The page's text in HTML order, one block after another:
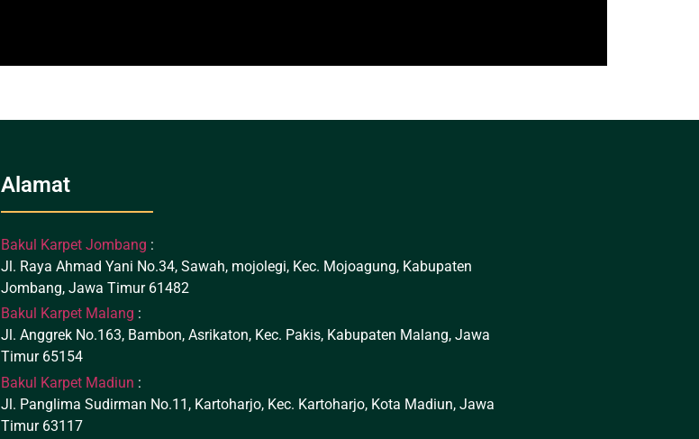
Alamat
Bakul Karpet Jombang :
Jl. Raya Ahmad Yani No.34, Sawah, mojolegi, Kec. Mojoagung, Kabupaten
Jombang, Jawa Timur 61482
Bakul Karpet Malang :
Jl. Anggrek No.163, Bambon, Asrikaton, Kec. Pakis, Kabupaten Malang, Jawa
Timur 65154
Bakul Karpet Madiun :
Jl. Panglima Sudirman No.11, Kartoharjo, Kec. Kartoharjo, Kota Madiun, Jawa
Timur 63117